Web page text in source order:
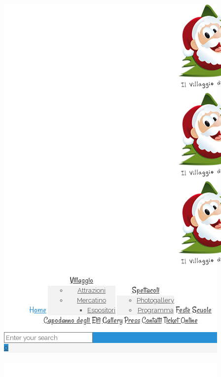
Home
Villaggio
Attrazioni
Mercatino
Espositori
Spettacoli
Photogallery
Programma FesteScuole
Capodanno degli Elfi GalleryPressContattiTicket Online
0